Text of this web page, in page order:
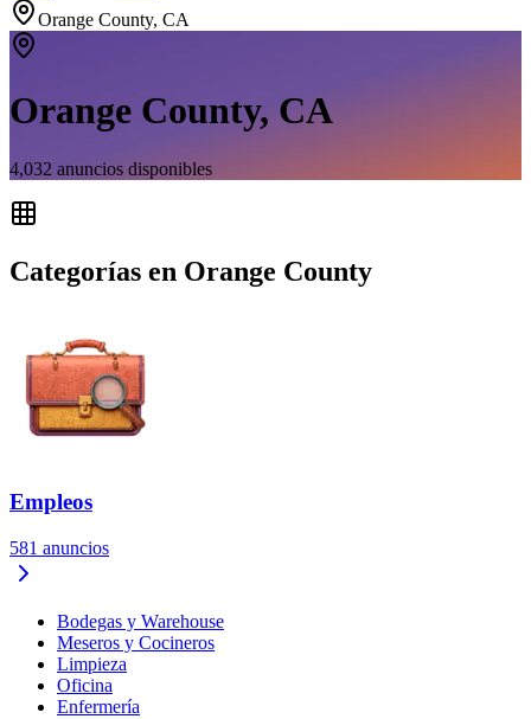
Orange County, CA
Orange County, CA
4,032 anuncios disponibles
Categorías en Orange County
Empleos
581 anuncios
Bodegas y Warehouse
Meseros y Cocineros
Limpieza
Oficina
Enfermería